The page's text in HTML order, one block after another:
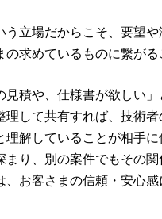
立場だからこそ、要望
求めているものに繋が
積や、仕様書が欲しい
して共有すれば、技術
解していることが相手に
り、別の案件でもその関
お客さまの信頼・安心